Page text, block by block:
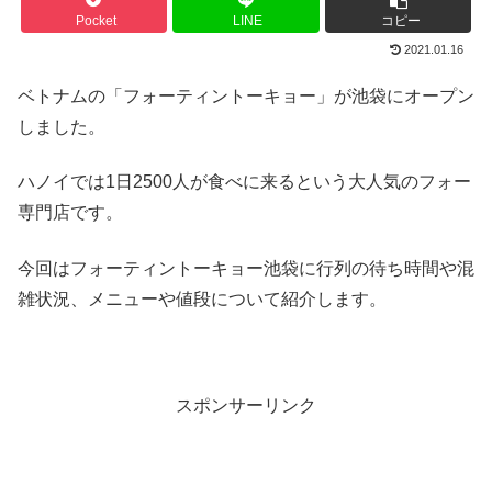
Pocket LINE コピー
2021.01.16
ベトナムの「フォーティントーキョー」が池袋にオープン
しました。
ハノイでは1日2500人が食べに来るという大人気のフォー
専門店です。
今回はフォーティントーキョー池袋に行列の待ち時間や混
雑状況、メニューや値段について紹介します。
スポンサーリンク